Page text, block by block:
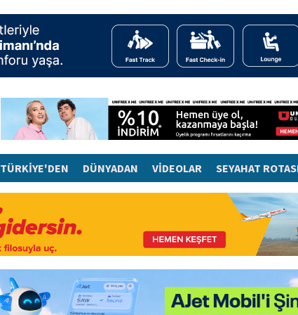
TÜRKİYE'DEN DÜNYADAN VİDEOLAR SEYAHAT